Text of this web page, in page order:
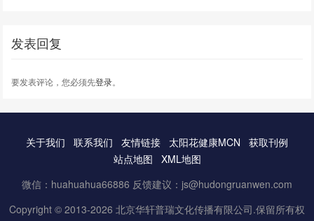
发表回复
要发表评论，您必须先登录。
关于我们 联系我们 友情链接 太阳花健康MCN
获取刊例
站点地图
XML地图
微信：huahuahua66886 反馈建议：js@hudongruanwen.com
Copyright © 2013-2026 北京华轩普瑞文化传播有限公司.保留所有权